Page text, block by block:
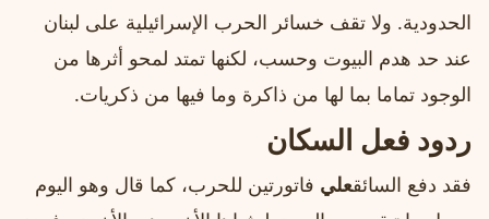
الحدودية. ولا تقف خسائر الحرب الإسرائيلية على لبنان
عند حد هدم البيوت وحسب، لكنها تمتد لمحو أثرها من
الوجود تماما بما لها من ذاكرة وما فيها من ذكريات.
ردود فعل السكان
فقد دفع السائقعلي فاتورتين للحرب، كما قال وهو اليوم